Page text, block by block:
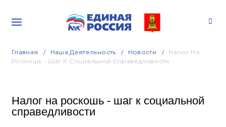
Главная Наша Деятельность Новости
Налог На
Роскошь - Шаг К Социальной Справедливости
Налог на роскошь - шаг к социальной
справедливости